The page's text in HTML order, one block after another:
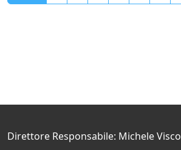
Direttore Responsabile: Michele Visco